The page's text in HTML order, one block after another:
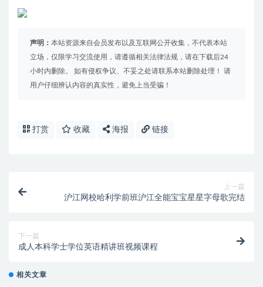
声明： 本站资源来自会员发布以及互联网公开收集，不代表本站
立场，仅限学习交流使用，请遵循相关法律法规，请在下载后24
小时内删除。 如有侵权争议、不妥之处请联系本站删除处理！ 请
用户仔细辨认内容的真实性，避免上当受骗！
打赏 收藏 海报 链接
上一篇
沪江网校哈利学前班沪江全能宝宝星星字母歌完结
下一篇
成人本科学士学位英语精讲班视频课程
相关文章